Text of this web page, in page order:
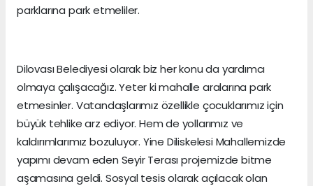
parklarına park etmeliler.
Dilovası Belediyesi olarak biz her konu da yardımcı
olmaya çalışacağız. Yeter ki mahalle aralarına park
etmesinler. Vatandaşlarımız özellikle çocuklarımız için
büyük tehlike arz ediyor. Hem de yollarımız ve
kaldırımlarımız bozuluyor. Yine Diliskelesi Mahallemizde
yapımı devam eden Seyir Terası projemizde bitme
aşamasına geldi. Sosyal tesis olarak açılacak olan